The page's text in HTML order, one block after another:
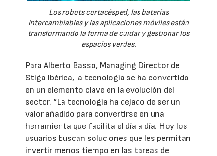
Los robots cortacésped, las baterías
intercambiables y las aplicaciones móviles están
transformando la forma de cuidar y gestionar los
espacios verdes.
Para Alberto Basso, Managing Director de
Stiga Ibérica, la tecnología se ha convertido
en un elemento clave en la evolución del
sector. “La tecnología ha dejado de ser un
valor añadido para convertirse en una
herramienta que facilita el día a día. Hoy los
usuarios buscan soluciones que les permitan
invertir menos tiempo en las tareas de